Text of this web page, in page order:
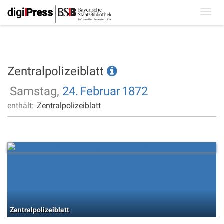
Zentralpolizeiblatt
Samstag, 24. Februar1872
enthält: Zentralpolizeiblatt
Zentralpolizeiblatt